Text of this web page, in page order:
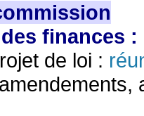
finances :
de loi :